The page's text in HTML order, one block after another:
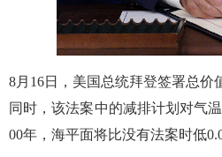
8月16日，美国总统拜登签署总价
同时，该法案中的减排计划对气
00年，海平面将比没有法案时低